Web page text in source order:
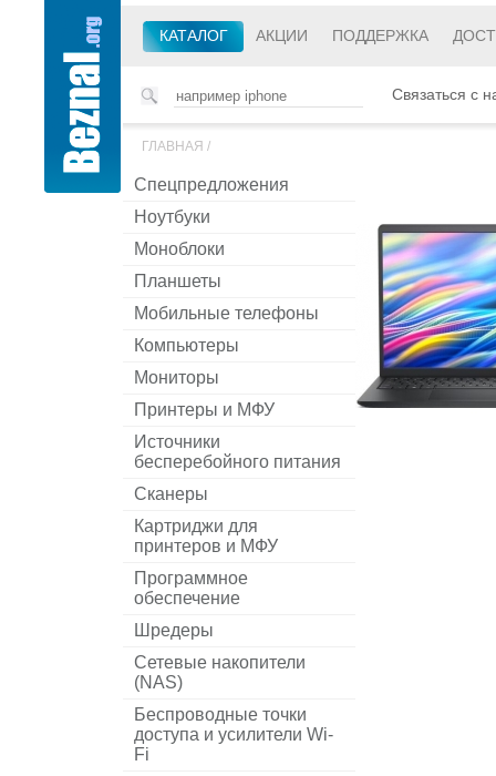
КАТАЛОГ АКЦИИ ПОДДЕРЖКА
Связаться с
ГЛАВНАЯ /
Спецпредложения
Ноутбуки
Моноблоки
Планшеты
Мобильные телефоны
Компьютеры
Мониторы
Принтеры и МФУ
Источники
бесперебойного питания
Сканеры
Картриджи для
принтеров и МФУ
Программное
обеспечение
Шредеры
Сетевые накопители
(NAS)
Беспроводные точки
доступа и усилители Wi-
Fi